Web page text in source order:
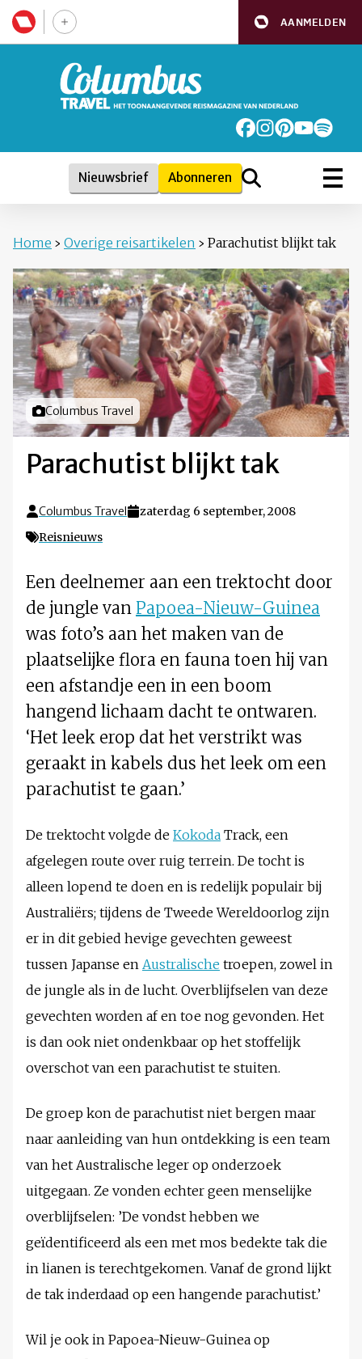
AANMELDEN
Nieuwsbrief Abonneren
Home › Overige reisartikelen › Parachutist blijkt tak
Foto door
Columbus Travel
Parachutist blijkt tak
Columbus Travel
zaterdag 6 september, 2008
Reisnieuws
Een deelnemer aan een trektocht door
de jungle van Papoea-Nieuw-Guinea
was foto’s aan het maken van de
plaatselijke flora en fauna toen hij van
een afstandje een in een boom
hangend lichaam dacht te ontwaren.
‘Het leek erop dat het verstrikt was
geraakt in kabels dus het leek om een
parachutist te gaan.’
De trektocht volgde de Kokoda Track, een
afgelegen route over ruig terrein. De tocht is
alleen lopend te doen en is redelijk populair bij
Australiërs; tijdens de Tweede Wereldoorlog zijn
er in dit gebied hevige gevechten geweest
tussen Japanse en Australische troepen, zowel in
de jungle als in de lucht. Overblijfselen van deze
gevechten worden af en toe nog gevonden. Het
is dan ook niet ondenkbaar op het stoffelijk
overschot van een parachutist te stuiten.
De groep kon de parachutist niet bergen maar
naar aanleiding van hun ontdekking is een team
van het Australische leger op onderzoek
uitgegaan. Ze vonden echter geen menselijke
overblijfselen: ’De vondst hebben we
geïdentificeerd als een met mos bedekte tak die
in lianen is terechtgekomen. Vanaf de grond lijkt
de tak inderdaad op een hangende parachutist.’
Wil je ook in Papoea-Nieuw-Guinea op